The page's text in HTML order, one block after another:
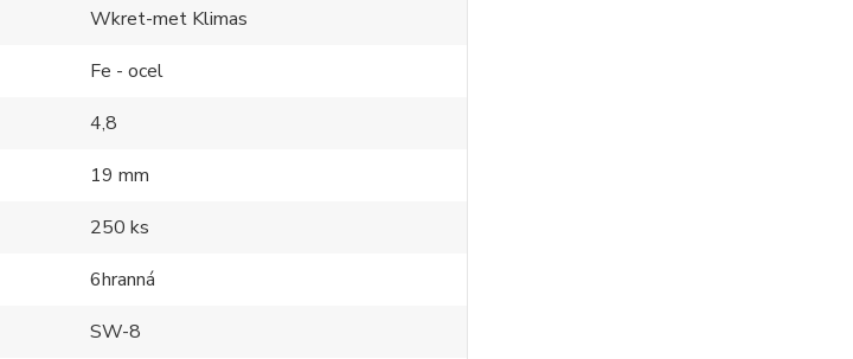
Wkret-met Klimas
Fe - ocel
4,8
19 mm
250 ks
6hranná
SW-8